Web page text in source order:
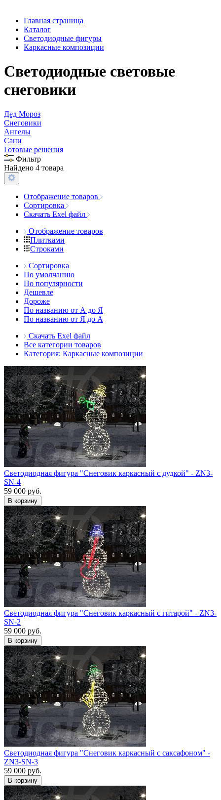
Главная страница
Каталог
Светодиодные фигуры
Каркасные композиции
Светодиодные световые
снеговики
Дед Мороз
Снеговики
Ангелы
Сани
Готовые решения
Фильтр
Найдено 4 товара
Отображение товаров
Сортировка
Скачать Exel файл
Отображение товаров
Плитками
Строками
Сортировка
По умолчанию
По популярности
Дешевле
Дороже
По названию от А до Я
По названию от Я до А
Скачать Exel файл
Все категории товаров
Категория: Каркасные композиции
Светодиодная фигура "Снеговик каркасный с дудкой" - ZN3-
SN-4
59 000 руб.
В корзину
Светодиодная фигура "Снеговик каркасный с гитарой" - ZN3-
SN-2
59 000 руб.
В корзину
Светодиодная фигура "Снеговик каркасный с саксафоном" -
ZN3-SN-3
59 000 руб.
В корзину